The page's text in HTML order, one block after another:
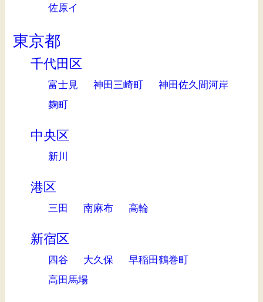
佐原イ
東京都
千代田区
富士見 神田三崎町
神田佐久間河岸
麹町
中央区
新川
港区
三田 南麻布 高輪
新宿区
四谷 大久保
早稲田鶴巻町
高田馬場